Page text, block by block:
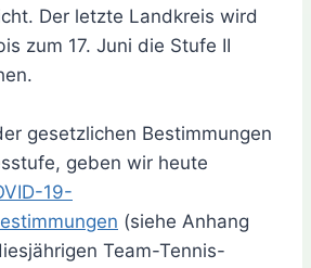
Der letzte Landkreis wird
zum 17. Juni die Stufe II
gesetzlichen Bestimmungen
geben wir heute
19-
(siehe Anhang
Team-Tennis-